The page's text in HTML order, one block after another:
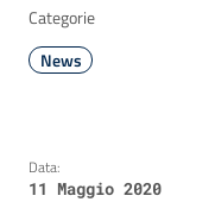
Categorie
News
Data:
11 Maggio 2020